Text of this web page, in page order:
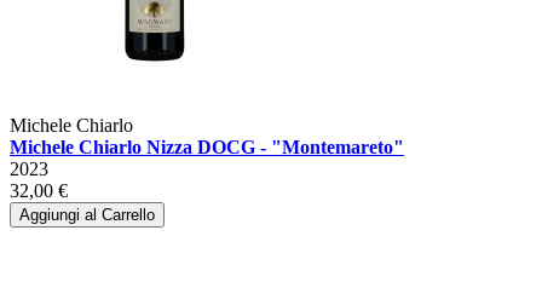
Michele Chiarlo
Michele Chiarlo Nizza DOCG - "Montemareto"
2023
32,00 €
Aggiungi al Carrello